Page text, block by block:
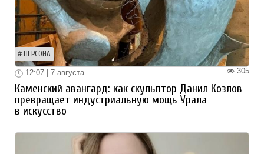
ПЕРСОНА
305
12:07 | 7 августа
Каменский авангард: как скульптор Данил Козлов
превращает индустриальную мощь Урала
в искусство